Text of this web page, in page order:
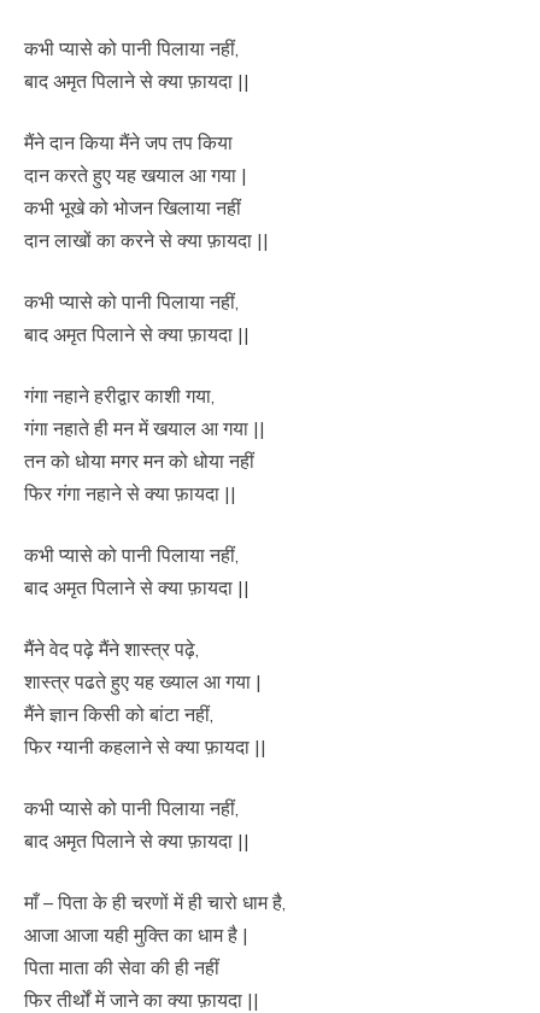
कभी प्यासे को पानी पिलाया नहीं,
बाद अमृत पिलाने से क्या फ़ायदा ||
मैंने दान किया मैंने जप तप किया
दान करते हुए यह खयाल आ गया |
कभी भूखे को भोजन खिलाया नहीं
दान लाखों का करने से क्या फ़ायदा ||
कभी प्यासे को पानी पिलाया नहीं,
बाद अमृत पिलाने से क्या फ़ायदा ||
गंगा नहाने हरीद्वार काशी गया,
गंगा नहाते ही मन में खयाल आ गया ||
तन को धोया मगर मन को धोया नहीं
फिर गंगा नहाने से क्या फ़ायदा ||
कभी प्यासे को पानी पिलाया नहीं,
बाद अमृत पिलाने से क्या फ़ायदा ||
मैंने वेद पढ़े मैंने शास्त्र पढ़े,
शास्त्र पढते हुए यह ख्याल आ गया |
मैंने ज्ञान किसी को बांटा नहीं,
फिर ग्यानी कहलाने से क्या फ़ायदा ||
कभी प्यासे को पानी पिलाया नहीं,
बाद अमृत पिलाने से क्या फ़ायदा ||
माँ – पिता के ही चरणों में ही चारो धाम है,
आजा आजा यही मुक्ति का धाम है |
पिता माता की सेवा की ही नहीं
फिर तीर्थों में जाने का क्या फ़ायदा ||